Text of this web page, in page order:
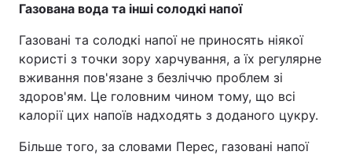
Газована вода та інші солодкі напої
Газовані та солодкі напої не приносять ніякої
користі з точки зору харчування, а їх регулярне
вживання пов'язане з безліччю проблем зі
здоров'ям. Це головним чином тому, що всі
калорії цих напоїв надходять з доданого цукру.
Більше того, за словами Перес, газовані напої